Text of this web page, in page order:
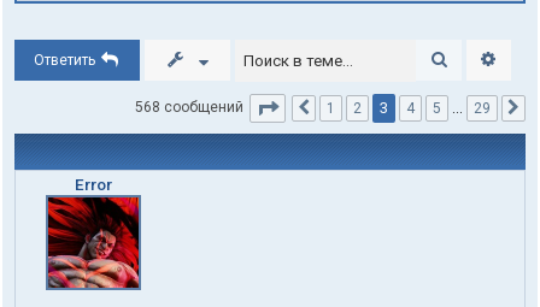
Ответить Поиск
568 сообщений Страница 3из 29
Пред.
1 2 3 4 5 … 29
Error